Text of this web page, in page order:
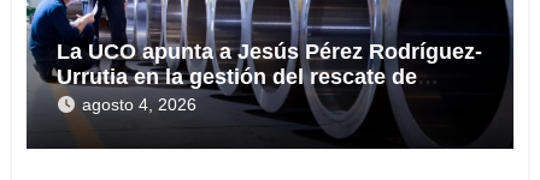
La UCO apunta a Jesús Pérez Rodríguez-
Urrutia en la gestión del rescate de
Tubos Reunidos
agosto 4, 2026